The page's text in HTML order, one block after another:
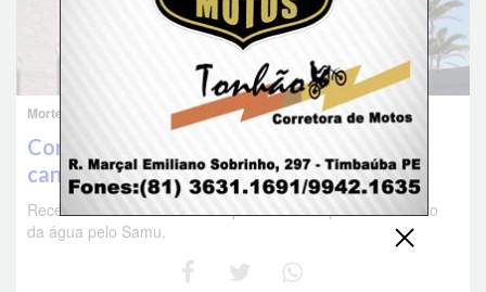
Morte à esclarecer
Corpo de bebê é encontrado boiando em
canal em Goiana; polícia investiga morte
Recém-nascido foi localizado perto de uma ponte e retirado
da água pelo Samu.